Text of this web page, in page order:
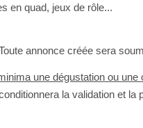
en quad, jeux de rôle...
annonce créée sera
une dégustation ou une
la validation et la